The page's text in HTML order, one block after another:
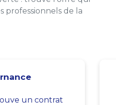
professionnels de la
un contrat